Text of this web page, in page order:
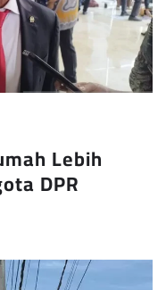
Lebih
DPR